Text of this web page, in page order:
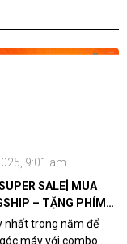
9:01 am
SALE] MUA
– TẶNG PHÍM
nhất trong năm để
máy với combo